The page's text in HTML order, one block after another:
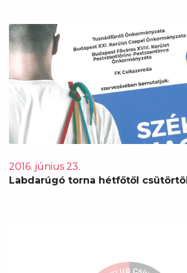
2016. június 23.
Labdarúgó torna hétfőtől